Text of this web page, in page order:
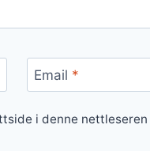
Email *
i denne